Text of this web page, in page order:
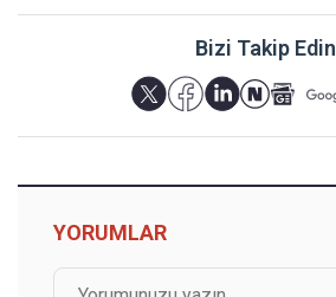
Bizi Takip Edin
YORUMLAR